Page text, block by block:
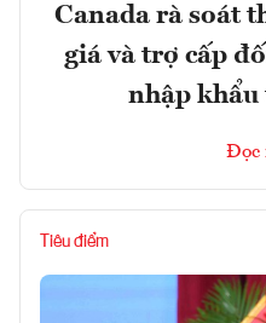
Canada rà soát
giá và trợ cấp
nhập
Đọc
Tiêu điểm